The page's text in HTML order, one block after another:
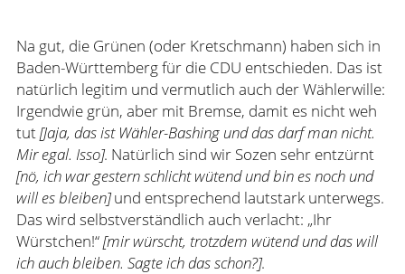
Na gut, die Grünen (oder Kretschmann) haben sich in
Baden-Württemberg für die CDU entschieden. Das ist
natürlich legitim und vermutlich auch der Wählerwille:
Irgendwie grün, aber mit Bremse, damit es nicht weh
tut[Jaja, das ist Wähler-Bashing und das darf man nicht.
Mir egal. Isso]. Natürlich sind wir Sozen sehr entzürnt
[nö, ich war gestern schlicht wütend und bin es noch und
will es bleiben]und entsprechend lautstark unterwegs.
Das wird selbstverständlich auch verlacht: „Ihr
Würstchen!“[mir würscht, trotzdem wütend und das will
ich auch bleiben. Sagte ich das schon?].